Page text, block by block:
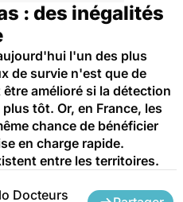
: des inégalités
l'un des plus
de survie n'est que de
amélioré si la détection
tôt. Or, en France, les
chance de bénéficier
en charge rapide.
entre les territoires.
Docteurs